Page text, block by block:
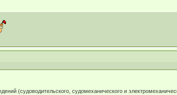
(судоводительского, судомеханического и